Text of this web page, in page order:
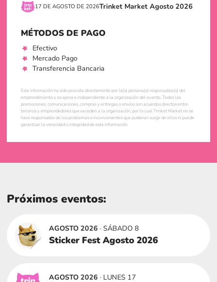
17 DE AGOSTO DE 2026Trinket Market Agosto 2026
MÉTODOS DE PAGO
Efectivo
Mercado Pago
Transferencia Bancaria
Esta información ha sido provista directamente por la(s) persona(s) responsable(s) del
emprendimiento y es ajena e independiente a la organización del evento. Todas las
promociones, comunicaciones, compras y entregas o envíos son acuerdos directos entre
terceros y emprendedores que exceden a la organización, por lo cual Trinket Market no se
hace responsable de los problemas e inconvenientes que pudieran surgir de ellos ni puede
garantizar la veracidad o integridad de esta información.
Próximos eventos:
AGOSTO 2026 · SÁBADO 8
Sticker Fest Agosto 2026
AGOSTO 2026 · LUNES 17